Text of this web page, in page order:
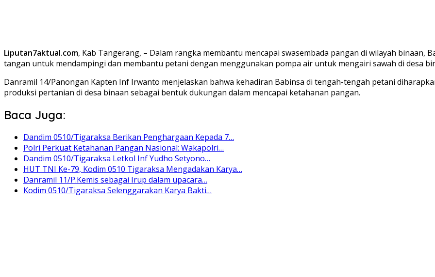
Liputan7aktual.com, Kab Tangerang, – Dalam rangka membantu mencapai swasembada pangan di wilayah binaan,
tangan untuk mendampingi dan membantu petani dengan menggunakan pompa air untuk mengairi sawah di desa
Danramil 14/Panongan Kapten Inf Irwanto menjelaskan bahwa kehadiran Babinsa di tengah-tengah petani
produksi pertanian di desa binaan sebagai bentuk dukungan dalam mencapai ketahanan pangan.
Baca Juga:
Dandim 0510/Tigaraksa Berikan Penghargaan Kepada 7…
Polri Perkuat Ketahanan Pangan Nasional: Wakapolri…
Dandim 0510/Tigaraksa Letkol Inf Yudho Setyono…
HUT TNI Ke-79, Kodim 0510 Tigaraksa Mengadakan Karya…
Danramil 11/P.Kemis sebagai Irup dalam upacara…
Kodim 0510/Tigaraksa Selenggarakan Karya Bakti…